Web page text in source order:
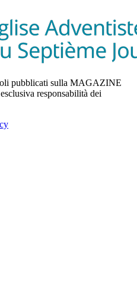
pubblicati sulla MAGAZINE
responsabilità dei